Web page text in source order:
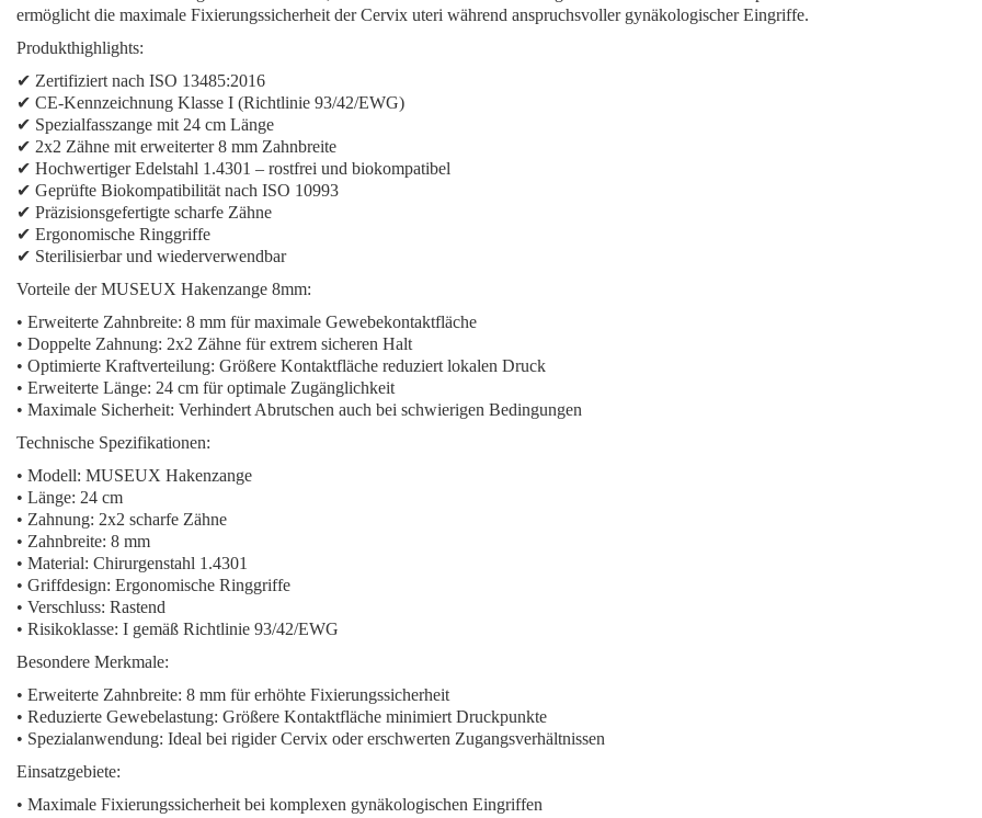
ermöglicht die maximale Fixierungssicherheit der Cervix uteri während anspruchsvoller gynäkologischer Eingriffe.
Produkthighlights:
✔ Zertifiziert nach ISO 13485:2016
✔ CE-Kennzeichnung Klasse I (Richtlinie 93/42/EWG)
✔ Spezialfasszange mit 24 cm Länge
✔ 2x2 Zähne mit erweiterter 8 mm Zahnbreite
✔ Hochwertiger Edelstahl 1.4301 – rostfrei und biokompatibel
✔ Geprüfte Biokompatibilität nach ISO 10993
✔ Präzisionsgefertigte scharfe Zähne
✔ Ergonomische Ringgriffe
✔ Sterilisierbar und wiederverwendbar
Vorteile der MUSEUX Hakenzange 8mm:
• Erweiterte Zahnbreite: 8 mm für maximale Gewebekontaktfläche
• Doppelte Zahnung: 2x2 Zähne für extrem sicheren Halt
• Optimierte Kraftverteilung: Größere Kontaktfläche reduziert lokalen Druck
• Erweiterte Länge: 24 cm für optimale Zugänglichkeit
• Maximale Sicherheit: Verhindert Abrutschen auch bei schwierigen Bedingungen
Technische Spezifikationen:
• Modell: MUSEUX Hakenzange
• Länge: 24 cm
• Zahnung: 2x2 scharfe Zähne
• Zahnbreite: 8 mm
• Material: Chirurgenstahl 1.4301
• Griffdesign: Ergonomische Ringgriffe
• Verschluss: Rastend
• Risikoklasse: I gemäß Richtlinie 93/42/EWG
Besondere Merkmale:
• Erweiterte Zahnbreite: 8 mm für erhöhte Fixierungssicherheit
• Reduzierte Gewebelastung: Größere Kontaktfläche minimiert Druckpunkte
• Spezialanwendung: Ideal bei rigider Cervix oder erschwerten Zugangsverhältnissen
Einsatzgebiete:
• Maximale Fixierungssicherheit bei komplexen gynäkologischen Eingriffen